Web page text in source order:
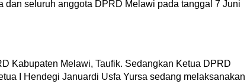
dan seluruh anggota DPRD Melawi pada tanggal 7 Juni
Kabupaten Melawi, Taufik. Sedangkan Ketua DPRD
I Hendegi Januardi Usfa Yursa sedang melaksanakan